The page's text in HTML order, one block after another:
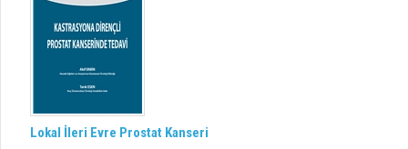
Lokal İleri Evre Prostat Kanseri